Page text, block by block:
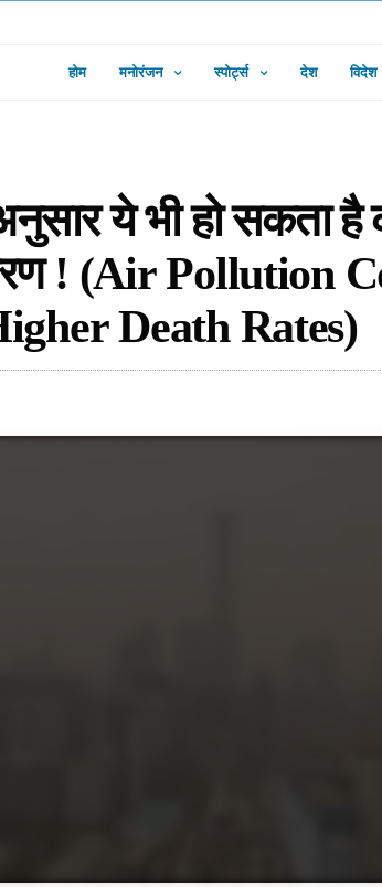
होम मनोरंजन स्पोर्ट्स देश विदेश
ये भी हो सकता है
! (Air Pollution
Death Rates)